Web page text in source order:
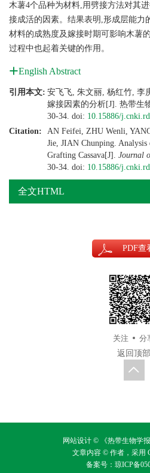
木薯4个品种为材料,用劈接方法对其
接成活的因素。结果表明,形成层能力
材料的成熟度及嫁接时期可影响木薯
过程中也起着关键的作用。
English Abstract
引用本文: 安飞飞, 朱文丽, 杨红竹, 李
嫁接因素的分析[J]. 热带生
30-34. doi: 10.15886/
Citation:
AN Feifei, ZHU Wenli,
Jie, JIAN Chunping. Analysis
Grafting Cassava[J]. Journal
30-34. doi: 10.15886/
全文HTML
PDF查
关注
分
返回顶部
网站设计 © 《热带生物学
文章内容 © 作者，采用
备案号： 琼ICP备